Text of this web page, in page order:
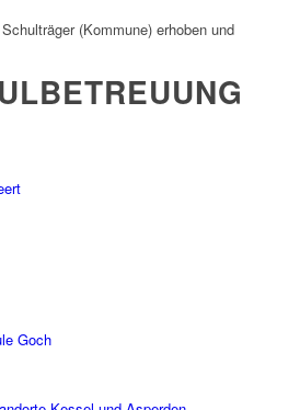
(Kommune) erhoben und
Goch